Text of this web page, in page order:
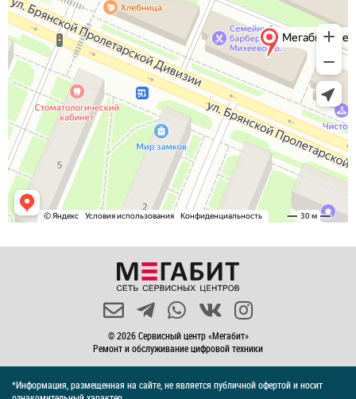
© 2026 Сервисный центр «Мегабит»
Ремонт и обслуживание цифровой техники
*Информация, размещенная на сайте, не является публичной офертой и носит